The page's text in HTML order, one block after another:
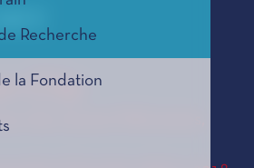
Recherche
la Fondation
City
des Jeunes Mélomanes,